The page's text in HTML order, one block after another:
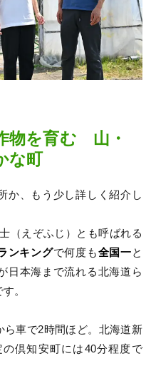
物を育む 山・
な町
か、もう少し詳しく紹介し
（えぞふじ）とも呼ばれる
ンキングで何度も全国一と
日本海まで流れる北海道ら
。
ら車で2時間ほど。北海道新
倶知安町には40分程度で